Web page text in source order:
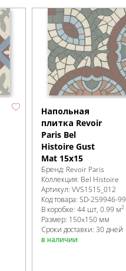
Напольная
плитка Revoir
Paris Bel
Histoire Gust
Mat 15x15
Бренд: Revoir Paris
Коллекция: Bel Histoire
Артикул: VVS1515_012
Код товара: SD-259946-99
В коробке: 44 шт, 0.99 м2
Размер: 150x150 мм
Сроки доставки: 30 дней
в наличии